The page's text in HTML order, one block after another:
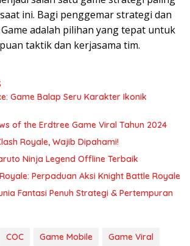
ini. Bagi penggemar strategi dan
adalah pilihan yang tepat untuk
taktik dan kerjasama tim.
Game Balap Seru Karakter Ikonik
of the Erdtree Game Viral Tahun 2024
Royale, Wajib Dipahami!
Ninja Legend Offline Terbaik
Perpaduan Aksi Knight Battle Royale
Fantasi Penuh Strategi & Pertempuran
COC Game Mobile
Game Viral